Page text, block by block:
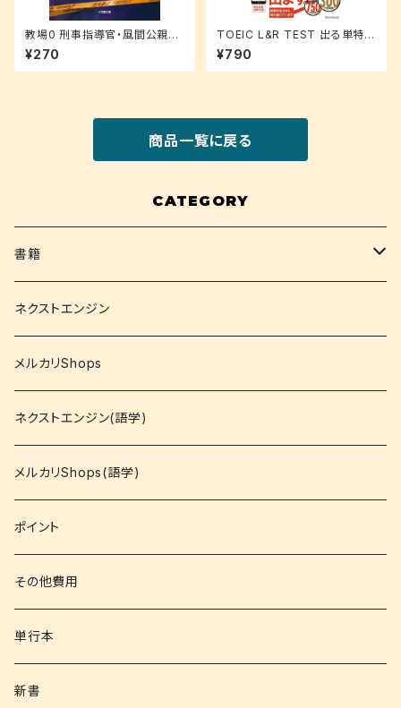
教場0 刑事指導官・風間公親
(小学館文庫 な 17-4)
¥270
TOEIC L&R TEST 出る単特急
金のフレーズ(増補改訂版)
¥790
商品一覧に戻る
CATEGORY
書籍
関西大学テキスト
就活
資格
コミック
文庫
その他書籍
書籍以外
ネクストエンジン
メルカリShops
ネクストエンジン(語学)
メルカリShops(語学)
ポイント
その他費用
単行本
新書